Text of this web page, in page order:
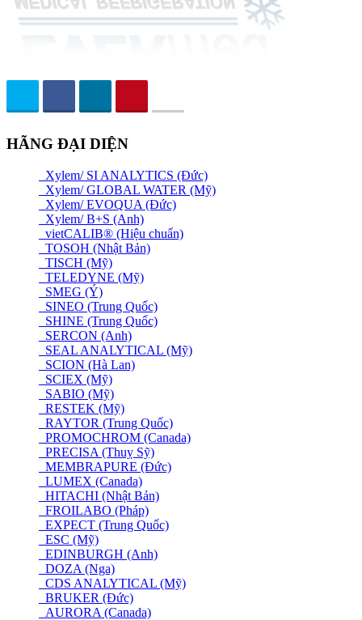
HÃNG ĐẠI DIỆN
Xylem/ SI ANALYTICS (Đức)
Xylem/ GLOBAL WATER (Mỹ)
Xylem/ EVOQUA (Đức)
Xylem/ B+S (Anh)
vietCALIB® (Hiệu chuẩn)
TOSOH (Nhật Bản)
TISCH (Mỹ)
TELEDYNE (Mỹ)
SMEG (Ý)
SINEO (Trung Quốc)
SHINE (Trung Quốc)
SERCON (Anh)
SEAL ANALYTICAL (Mỹ)
SCION (Hà Lan)
SCIEX (Mỹ)
SABIO (Mỹ)
RESTEK (Mỹ)
RAYTOR (Trung Quốc)
PROMOCHROM (Canada)
PRECISA (Thuỵ Sỹ)
MEMBRAPURE (Đức)
LUMEX (Canada)
HITACHI (Nhật Bản)
FROILABO (Pháp)
EXPECT (Trung Quốc)
ESC (Mỹ)
EDINBURGH (Anh)
DOZA (Nga)
CDS ANALYTICAL (Mỹ)
BRUKER (Đức)
AURORA (Canada)